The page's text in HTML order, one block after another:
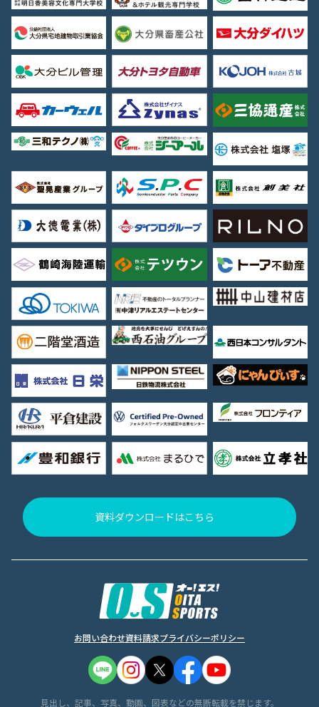
資料ダウンロードはこちら
お問い合わせ資料請求プライバシーポリシー
見出し、記事、写真、動画、図表などの無断転載を禁じます。